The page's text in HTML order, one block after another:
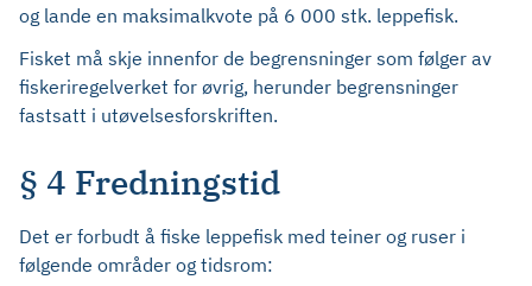
og lande en maksimalkvote på 6 000 stk. leppefisk.
Fisket må skje innenfor de begrensninger som følger av
fiskeriregelverket for øvrig, herunder begrensninger
fastsatt i utøvelsesforskriften.
§ 4 Fredningstid
Det er forbudt å fiske leppefisk med teiner og ruser i
følgende områder og tidsrom: